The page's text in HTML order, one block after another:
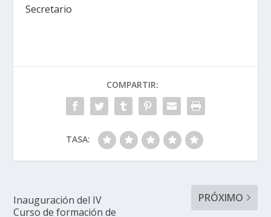
Secretario
COMPARTIR:
TASA:
Inauguración del IV
Curso de formación de
PRÓXIMO